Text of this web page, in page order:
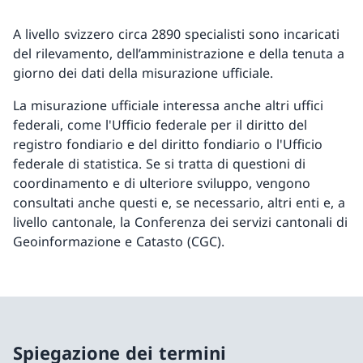
A livello svizzero circa 2890 specialisti sono incaricati
del rilevamento, dell’amministrazione e della tenuta a
giorno dei dati della misurazione ufficiale.
La misurazione ufficiale interessa anche altri uffici
federali, come l'Ufficio federale per il diritto del
registro fondiario e del diritto fondiario o l'Ufficio
federale di statistica. Se si tratta di questioni di
coordinamento e di ulteriore sviluppo, vengono
consultati anche questi e, se necessario, altri enti e, a
livello cantonale, la Conferenza dei servizi cantonali di
Geoinformazione e Catasto (CGC).
Spiegazione dei termini